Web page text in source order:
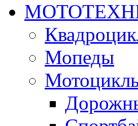
Мопеды